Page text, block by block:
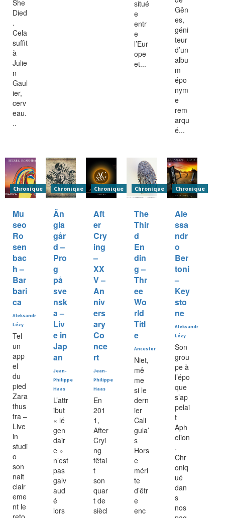
She
Died
.
Cela
suffit
à
Julie
n
Gaul
ier,
cerv
eau.
..
situé
e
entr
e
l’Eur
ope
et...
Gên
es,
géni
teur
d’un
albu
m
épo
nym
e
rem
arqu
é...
Chronique
Mu
seo
Ro
sen
bac
h –
Bar
bari
ca
Aleksandr
Lézy
Tel
un
app
el
du
pied
Zara
thus
tra –
Live
in
studi
o
son
nait
clair
eme
nt le
Chronique
Än
gla
går
d –
Pro
g
på
sve
nsk
a –
Liv
e in
Jap
an
Jean-
Philippe
Haas
L’attr
ibut
« lé
gen
dair
e »
n’est
pas
galv
aud
é
lors
Chronique
Aft
er
Cry
ing
–
XX
V –
An
niv
ers
ary
Co
nce
rt
Jean-
Philippe
Haas
En
201
1,
After
Cryi
ng
fêtai
t
son
quar
t de
siècl
Chronique
The
Thir
d
En
din
g –
Thr
ee
Wo
rld
Titl
e
Ancestor
Niet,
mê
me
si le
dern
ier
Cali
gula’
s
Hors
e
méri
te
d’êtr
e
enc
Chronique
Ale
ssa
ndr
o
Ber
toni
–
Key
sto
ne
Aleksandr
Lézy
Son
grou
pe à
l’épo
que
s’ap
pelai
t
Aph
elion
.
Chr
oniq
ué
dan
s
nos